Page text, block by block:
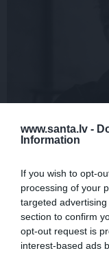
www.santa.lv -
Information
If you wish to opt-
processing of your
targeted
section to confirm
opt-out request is
interest-based ads